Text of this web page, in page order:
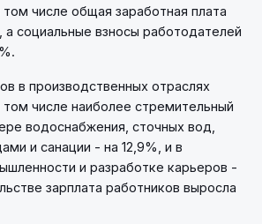
числе общая заработная плата
а социальные взносы работодателей
в производственных отраслях
числе наиболее стремительный
водоснабжения, сточных вод,
и санации - на 12,9%, и в
и разработке карьеров -
зарплата работников выросла